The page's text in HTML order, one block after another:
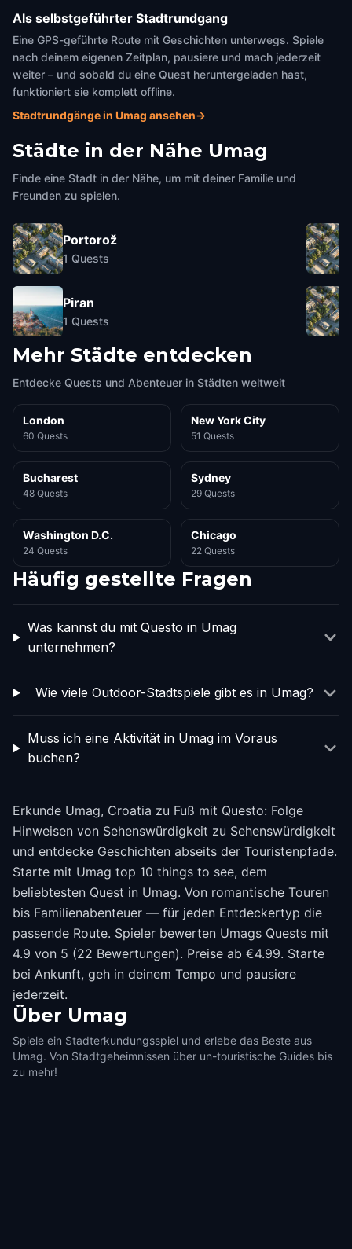
Als selbstgeführter Stadtrundgang
Eine GPS-geführte Route mit Geschichten unterwegs. Spiele
nach deinem eigenen Zeitplan, pausiere und mach jederzeit
weiter – und sobald du eine Quest heruntergeladen hast,
funktioniert sie komplett offline.
Stadtrundgänge in Umag ansehen→
Städte in der Nähe Umag
Finde eine Stadt in der Nähe, um mit deiner Familie und
Freunden zu spielen.
Portorož
1 Quests
Piran
1 Quests
Mehr Städte entdecken
Entdecke Quests und Abenteuer in Städten weltweit
London
60 Quests
New York City
51 Quests
Bucharest
48 Quests
Sydney
29 Quests
Washington D.C.
24 Quests
Chicago
22 Quests
Häufig gestellte Fragen
Was kannst du mit Questo in Umag
unternehmen?
Wie viele Outdoor-Stadtspiele gibt es in Umag?
Muss ich eine Aktivität in Umag im Voraus
buchen?
Erkunde Umag, Croatia zu Fuß mit Questo: Folge
Hinweisen von Sehenswürdigkeit zu Sehenswürdigkeit
und entdecke Geschichten abseits der Touristenpfade.
Starte mit Umag top 10 things to see, dem
beliebtesten Quest in Umag. Von romantische Touren
bis Familienabenteuer — für jeden Entdeckertyp die
passende Route. Spieler bewerten Umags Quests mit
4.9 von 5 (22 Bewertungen). Preise ab €4.99. Starte
bei Ankunft, geh in deinem Tempo und pausiere
jederzeit.
Über Umag
Spiele ein Stadterkundungsspiel und erlebe das Beste aus
Umag. Von Stadtgeheimnissen über un-touristische Guides bis
zu mehr!